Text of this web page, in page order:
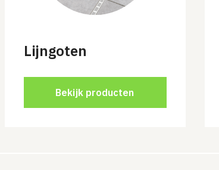
Lijngoten
Bekijk producten